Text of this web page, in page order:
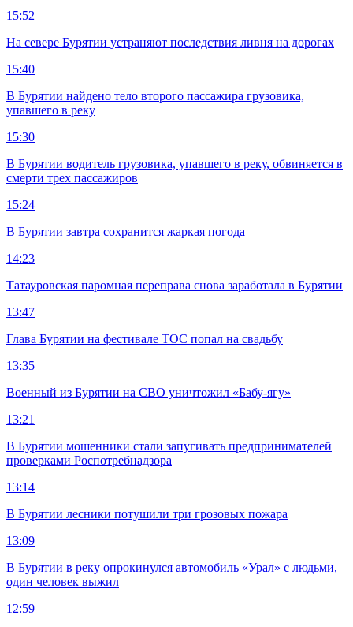
15:52
На севере Бурятии устраняют последствия ливня на дорогах
15:40
В Бурятии найдено тело второго пассажира грузовика,
упавшего в реку
15:30
В Бурятии водитель грузовика, упавшего в реку, обвиняется в
смерти трех пассажиров
15:24
В Бурятии завтра сохранится жаркая погода
14:23
Татауровская паромная переправа снова заработала в Бурятии
13:47
Глава Бурятии на фестивале ТОС попал на свадьбу
13:35
Военный из Бурятии на СВО уничтожил «Бабу-ягу»
13:21
В Бурятии мошенники стали запугивать предпринимателей
проверками Роспотребнадзора
13:14
В Бурятии лесники потушили три грозовых пожара
13:09
В Бурятии в реку опрокинулся автомобиль «Урал» с людьми,
один человек выжил
12:59